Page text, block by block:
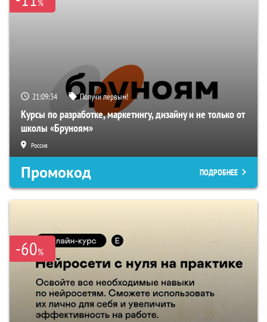
%
21:09:33 Получи первым!
Курсы по разработке, маркетингу, дизайну и не только от
школы «Бруноям»
Россия
Промокод ПОДРОБНЕЕ
-60%